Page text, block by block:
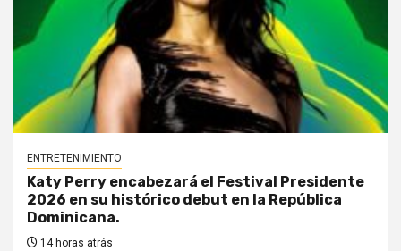
ENTRETENIMIENTO
Katy Perry encabezará el Festival Presidente
2026 en su histórico debut en la República
Dominicana.
14 horas atrás